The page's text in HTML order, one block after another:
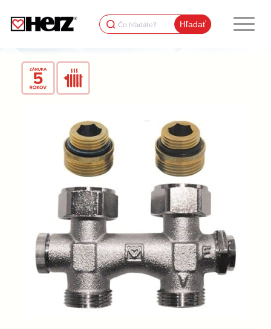
Search
for: